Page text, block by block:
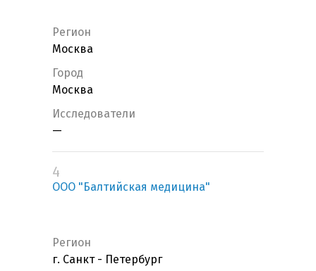
Регион
Москва
Город
Москва
Исследователи
—
4
ООО "Балтийская медицина"
Регион
г. Санкт - Петербург